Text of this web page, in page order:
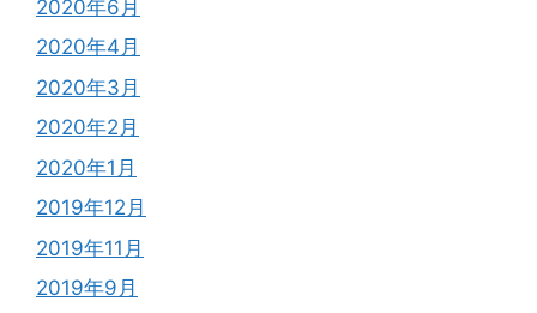
2020年6月
2020年4月
2020年3月
2020年2月
2020年1月
2019年12月
2019年11月
2019年9月